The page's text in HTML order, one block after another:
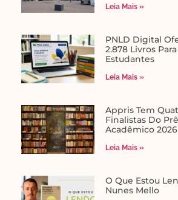
Leia Mais »
PNLD Digital
2.878 Livros
Estudantes
Leia Mais »
Appris Tem
Finalistas Do
Acadêmico 2026
Leia Mais »
O Que Estou
Nunes Mello